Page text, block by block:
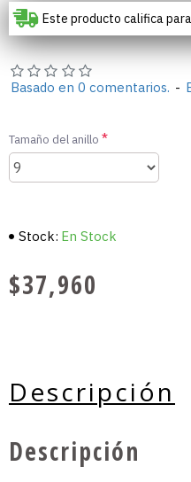
Este producto califica
Basado en 0 comentarios. -
$37,960
Stock: En Stock
Tamaño del anillo
Descripción
Descripción